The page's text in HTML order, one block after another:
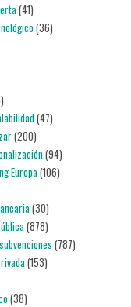
(41)
(36)
(47)
(200)
(94)
Europa(106)
(30)
(878)
(787)
(153)
(38)